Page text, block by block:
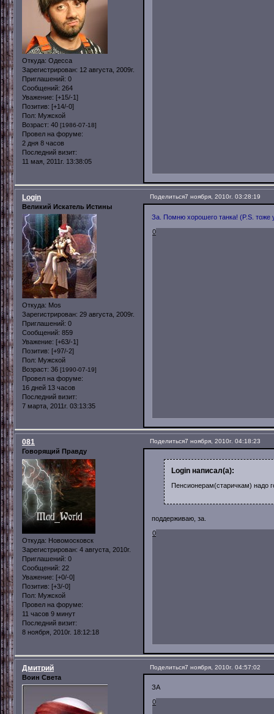
Откуда: Одесса
Зарегистрирован: 12 августа, 2009г.
Приглашений: 0
Сообщений: 264
Уважение: [+15/-1]
Позитив: [+14/-0]
Пол: Мужской
Возраст: 40 [1986-07-18]
Провел на форуме:
2 дня 8 часов
Последний визит:
11 мая, 2011г. 13:38:05
Поделиться7 ноября, 2010г. 03:28:19
Login
Великий Искатель Истины
Откуда: Mos
Зарегистрирован: 29 августа, 2009г.
Приглашений: 0
Сообщений: 859
Уважение: [+63/-1]
Позитив: [+97/-2]
Пол: Мужской
Возраст: 36 [1990-07-19]
Провел на форуме:
16 дней 13 часов
Последний визит:
7 марта, 2011г. 03:13:35
За. Помню хорошего танка! (P.S. тоже
0
Поделиться7 ноября, 2010г. 04:18:23
081
Говорящий Правду
Откуда: Новомосковск
Зарегистрирован: 4 августа, 2010г.
Приглашений: 0
Сообщений: 22
Уважение: [+0/-0]
Позитив: [+3/-0]
Пол: Мужской
Провел на форуме:
11 часов 9 минут
Последний визит:
8 ноября, 2010г. 18:12:18
Login написал(а):
Пенсионерам(старичкам) надо
поддерживаю, за.
0
Поделиться7 ноября, 2010г. 04:57:02
Дмитрий
Воин Света
ЗА
0